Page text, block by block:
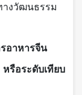
างวัฒนธรรม
อาหารจีน
หรือระดับเทียบ